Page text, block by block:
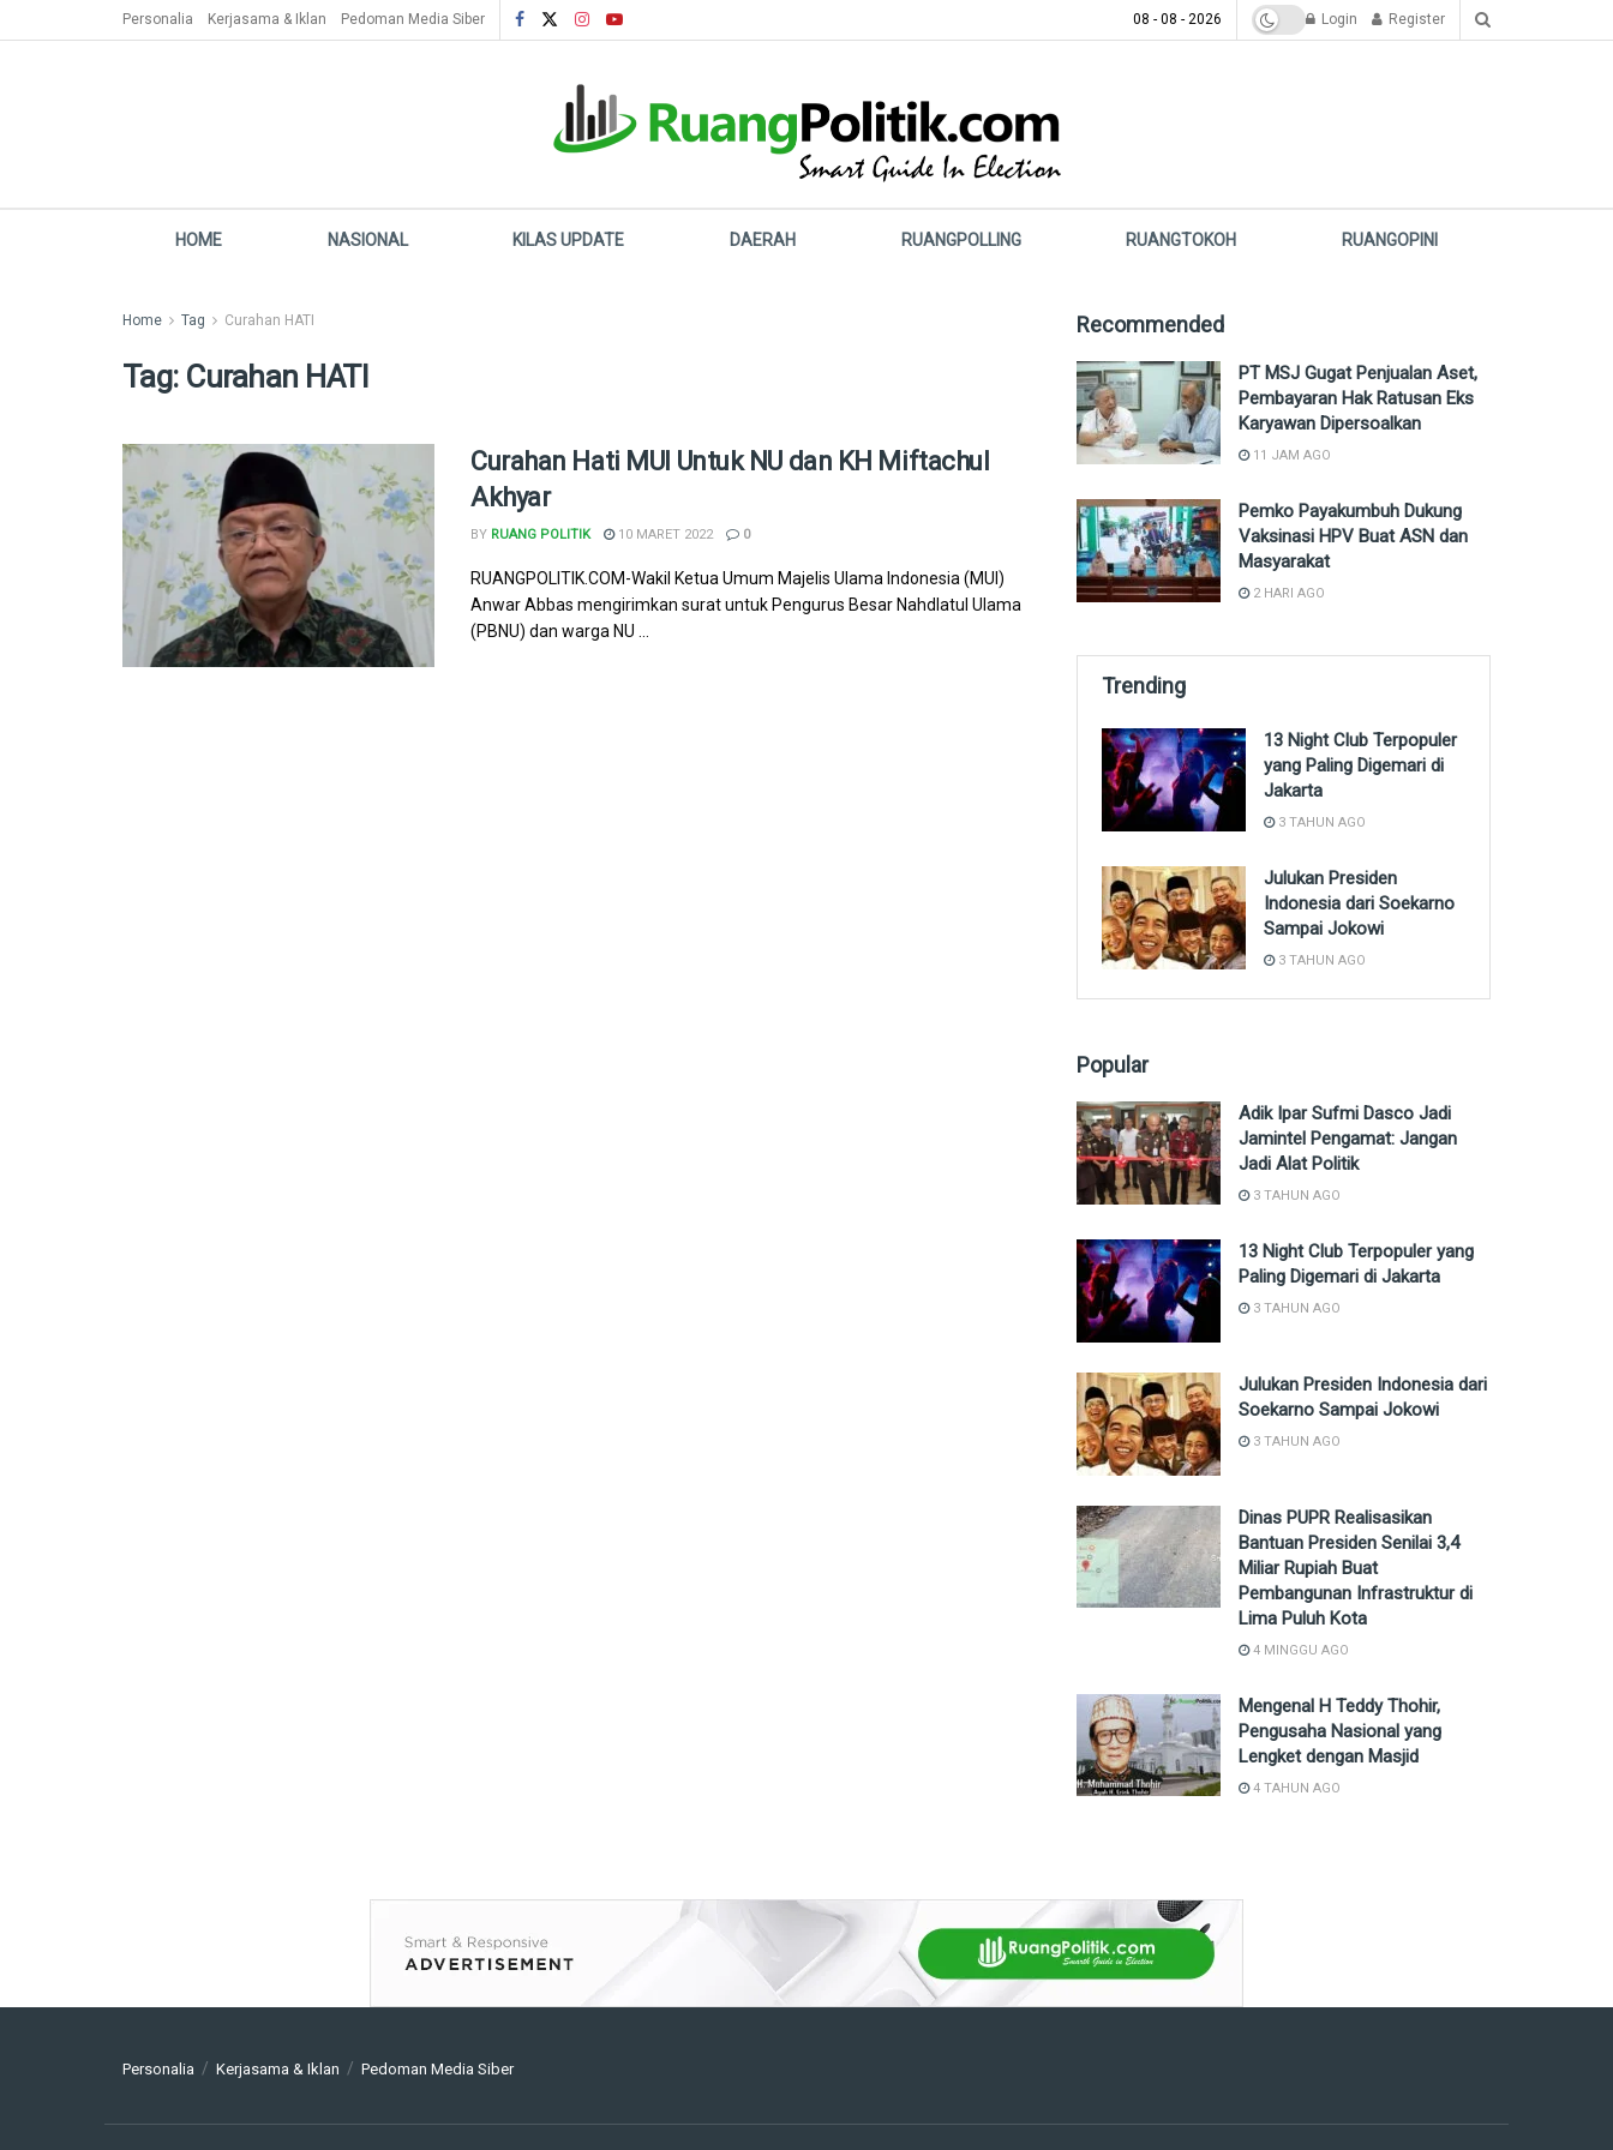
Personalia Kerjasama & Iklan Pedoman Media Siber 08 - 08 - 2026 Login Register
HOME NASIONAL KILAS UPDATE DAERAH RUANGPOLLING RUANGTOKOH RUANGOPINI
Home Tag Curahan HATI
Tag: Curahan HATI
Curahan Hati MUI Untuk NU dan KH Miftachul
Akhyar
BY RUANG POLITIK 10 MARET 2022 0
RUANGPOLITIK.COM-Wakil Ketua Umum Majelis Ulama Indonesia (MUI)
Anwar Abbas mengirimkan surat untuk Pengurus Besar Nahdlatul Ulama
(PBNU) dan warga NU ...
Recommended
PT MSJ Gugat Penjualan Aset,
Pembayaran Hak Ratusan Eks
Karyawan Dipersoalkan
11 JAM AGO
Pemko Payakumbuh Dukung
Vaksinasi HPV Buat ASN dan
Masyarakat
2 HARI AGO
Trending
13 Night Club Terpopuler
yang Paling Digemari di
Jakarta
3 TAHUN AGO
Julukan Presiden
Indonesia dari Soekarno
Sampai Jokowi
3 TAHUN AGO
Popular
Adik Ipar Sufmi Dasco Jadi
Jamintel Pengamat: Jangan
Jadi Alat Politik
3 TAHUN AGO
13 Night Club Terpopuler yang
Paling Digemari di Jakarta
3 TAHUN AGO
Julukan Presiden Indonesia dari
Soekarno Sampai Jokowi
3 TAHUN AGO
Dinas PUPR Realisasikan
Bantuan Presiden Senilai 3,4
Miliar Rupiah Buat
Pembangunan Infrastruktur di
Lima Puluh Kota
4 MINGGU AGO
Mengenal H Teddy Thohir,
Pengusaha Nasional yang
Lengket dengan Masjid
4 TAHUN AGO
Personalia Kerjasama & Iklan Pedoman Media Siber